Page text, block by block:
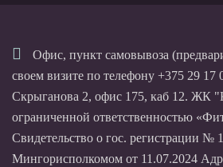
Офис, пункт самовывоза
своем визите по телефону +375 29 17
Скрыганова 2, офис 175, каб 12. ЖК
ограниченной ответственностью
Свидетельство о гос. регистрации №
Мингорисполкомом от 11.07.2024